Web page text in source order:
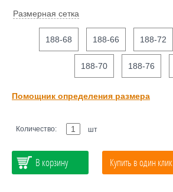
Размерная сетка
188-68 188-66 188-72
188-70 188-76
Помощник определения размера
Количество: шт
В корзину Купить в один клик